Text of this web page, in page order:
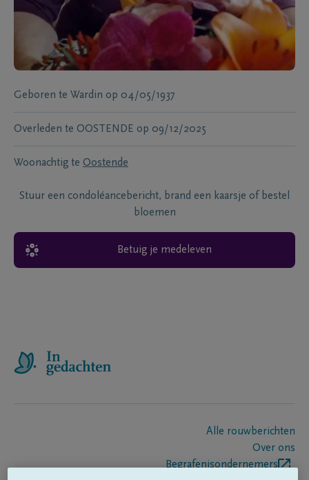
Geboren te Wardin op 04/05/1937
Overleden te OOSTENDE op 09/12/2025
Woonachtig te Oostende
Stuur een condoléancebericht, brand een kaarsje of bestel
bloemen
Betuig je medeleven
Alle rouwberichten
Over ons
Begrafenisondernemers